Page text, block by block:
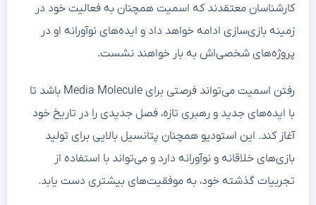
کارشناسان معتقدند که اسمیت همچنان به فعالیت خود در
زمینه بازی‌سازی ادامه خواهد داد و ایده‌های نوآورانه او در
پروژه‌های شخصی‌اش به بار خواهند نشست.
رفتن اسمیت می‌تواند فرصتی برای Media Molecule باشد تا
با ایده‌های جدید و رهبری تازه، فصل جدیدی را در تاریخ خود
آغاز کند. این استودیو همچنان پتانسیل بالایی برای تولید
بازی‌های خلاقانه و نوآورانه دارد و می‌تواند با استفاده از
تجربیات گذشته خود، به موفقیت‌های بیشتری دست یابد.